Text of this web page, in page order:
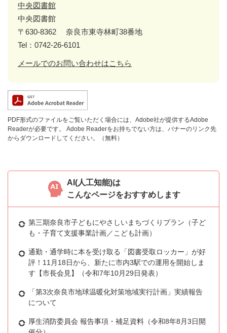
中央図書館
中央図書館
〒630-8362
奈良市東寺林町38番地
Tel：0742-26-6101
メールでのお問い合わせはこちら
PDF形式のファイルをご覧いただく場合には、Adobe社が提供するAdobe
Readerが必要です。
Adobe Readerをお持ちでない方は、バナーのリンク先
からダウンロードしてください。（無料）
AI(人工知能)は
こんなページをおすすめします
第三期奈良市子どもにやさしいまちづくりプラン（子ど
も・子育て支援事業計画／こども計画）
通勤・通学時に本を受け取る「図書受取ロッカー」が好
評！11月18日から、新たに市内3駅での運用を開始しま
す【市長会見】（令和7年10月29日発表）
「第3次奈良市地球温暖化対策地域実行計画」実績報告
について
厚生消防委員会 報告事項・補足資料（令和8年8月3日開